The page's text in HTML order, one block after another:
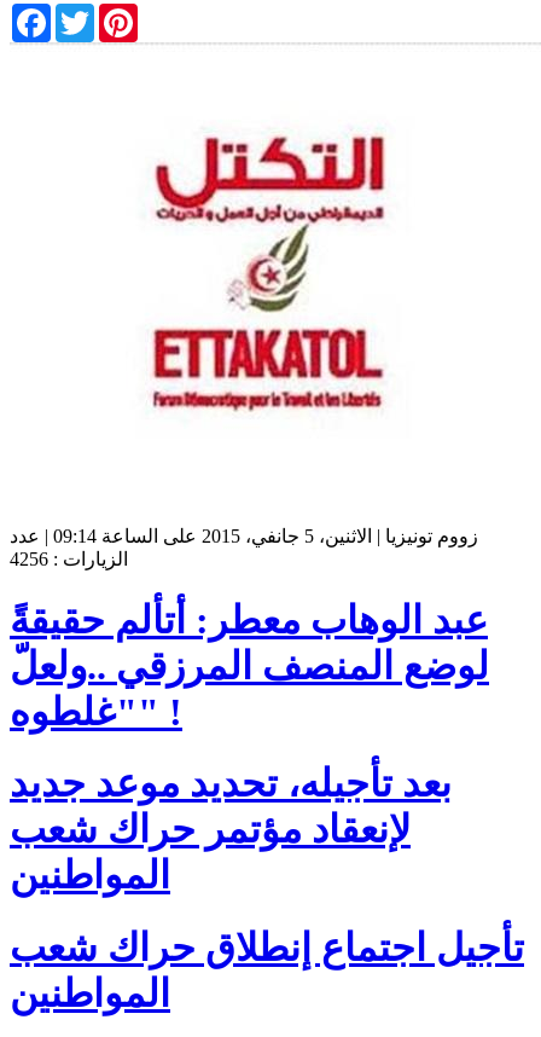
Facebook
Twitter
زووم تونيزيا | الاثنين، 5 جانفي، 2015 على الساعة 09:14 | عدد
الزيارات : 4256
عبد الوهاب معطر: أتألم حقيقةً
لوضع المنصف المرزقي ..ولعلّ
"غلطوه" !
بعد تأجيله، تحديد موعد جديد
لإنعقاد مؤتمر حراك شعب
المواطنين
تأجيل اجتماع إنطلاق حراك شعب
المواطنين